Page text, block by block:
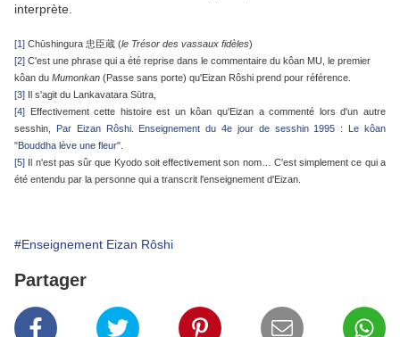
interprète.
[1] Chūshingura 忠臣蔵 (le Trésor des vassaux fidèles)
[2] C'est une phrase qui a été reprise dans le commentaire du kôan MU, le premier
kôan du Mumonkan (Passe sans porte) qu'Eizan Rôshi prend pour référence.
[3] Il s'agit du Lankavatara Sūtra,
[4] Effectivement cette histoire est un kôan qu'Eizan a commenté lors d'un autre
sesshin, Par Eizan Rôshi. Enseignement du 4e jour de sesshin 1995 : Le kôan
"Bouddha lève une fleur"
[5] Il n'est pas sûr que Kyodo soit effectivement son nom… C'est simplement ce qui a
été entendu par la personne qui a transcrit l'enseignement d'Eizan.
#Enseignement Eizan Rôshi
Partager